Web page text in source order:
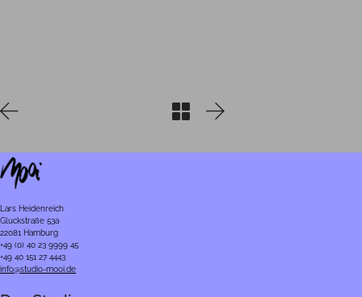
Lars Heidenreich
Gluckstraße 53a
22081 Hamburg
+49 (0) 40 23 9999 45
+49 40 151 27 4443
info@studio-mooi.de